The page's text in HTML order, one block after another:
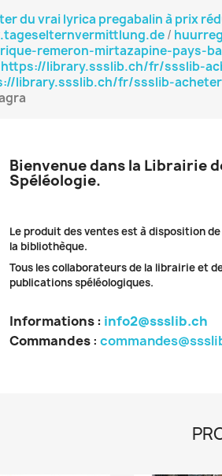
du vrai lyrica pregabalin à prix
/
remeron-mirtazapine-pays-
https://library.ssslib.ch/fr/ssslib-
library.ssslib.ch/fr/ssslib-
Bienvenue dans la Librairie
Spéléologie.
Le produit des ventes est à disposition
la bibliothèque.
Tous les collaborateurs de la librairie et
publications spéléologiques.
Informations : info2@ssslib.ch
Commandes: